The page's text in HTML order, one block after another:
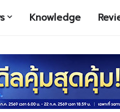
Knowledge